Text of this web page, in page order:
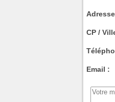
CP /
Email :